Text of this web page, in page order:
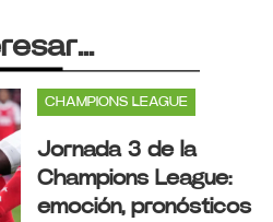
CHAMPIONS LEAGUE
Jornada 3 de la
Champions League:
emoción, pronósticos